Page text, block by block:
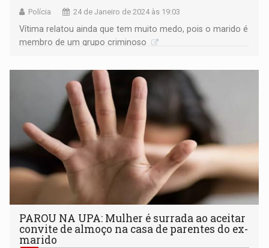
Polícia 24 de Janeiro de 2024 às 19:03
Vítima relatou ainda que tem muito medo, pois o marido é
membro de um grupo criminoso
PAROU NA UPA: Mulher é surrada ao aceitar
convite de almoço na casa de parentes do ex-
marido